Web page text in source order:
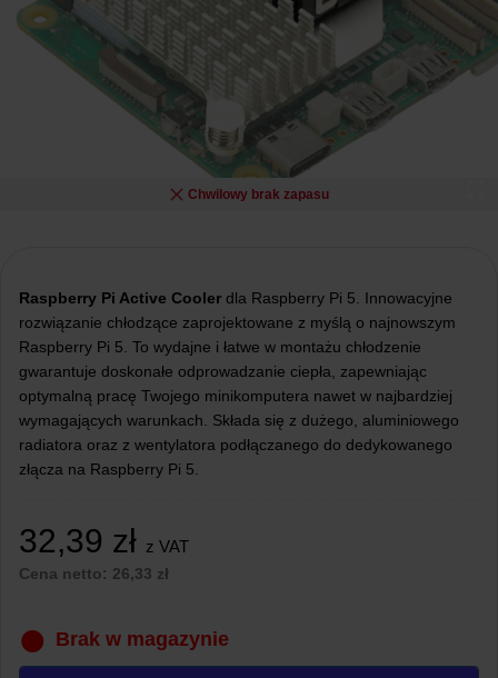
Chwilowy brak zapasu
Raspberry Pi Active Cooler dla Raspberry Pi 5. Innowacyjne
rozwiązanie chłodzące zaprojektowane z myślą o najnowszym
Raspberry Pi 5. To wydajne i łatwe w montażu chłodzenie
gwarantuje doskonałe odprowadzanie ciepła, zapewniając
optymalną pracę Twojego minikomputera nawet w najbardziej
wymagających warunkach. Składa się z dużego, aluminiowego
radiatora oraz z wentylatora podłączanego do dedykowanego
złącza na Raspberry Pi 5.
32,39 zł z VAT
Cena netto: 26,33 zł
Brak w magazynie